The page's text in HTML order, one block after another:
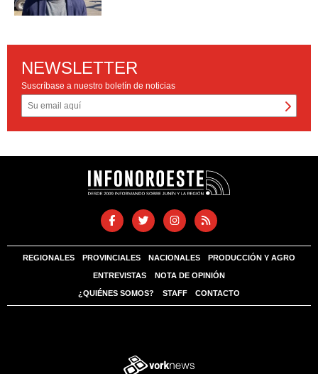
NEWSLETTER
Suscríbase a nuestro boletín de noticias
REGIONALES PROVINCIALES NACIONALES PRODUCCIÓN Y AGRO
ENTREVISTAS NOTA DE OPINIÓN
¿QUIÉNES SOMOS? STAFF CONTACTO